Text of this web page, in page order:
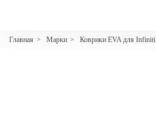
Главная > Марки > Коврики EVA для Infiniti
2200